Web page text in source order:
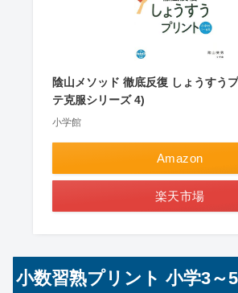
陰山メソッド 徹底反復 しょうすう
テ克服シリーズ 4)
小学館
Amazon
楽天市場
小数習熟プリント 小学3～